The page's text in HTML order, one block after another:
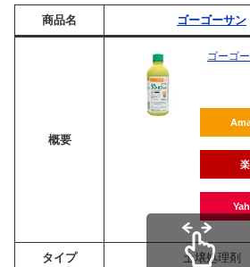
商品名 ゴーゴーサン
概要
ゴーゴ
タイプ 土壌処理剤